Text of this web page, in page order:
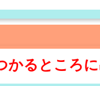
かるところ